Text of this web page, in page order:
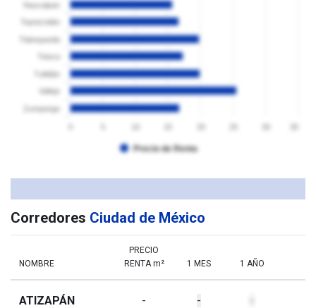
Precio de Renta
Naucalpan
Tepotzotlán
Tlalnepantla
Toluca
Tultitlán
Vallejo
Zumpango
Corredores Ciudad de México
NOMBRE
PRECIO
RENTA m²
1 MES 1 AÑO
ATIZAPÁN - -